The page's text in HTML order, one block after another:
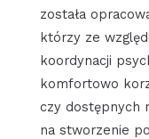
została
którzy ze
koordynacji
komfortowo
czy dostępnych
na stworzenie